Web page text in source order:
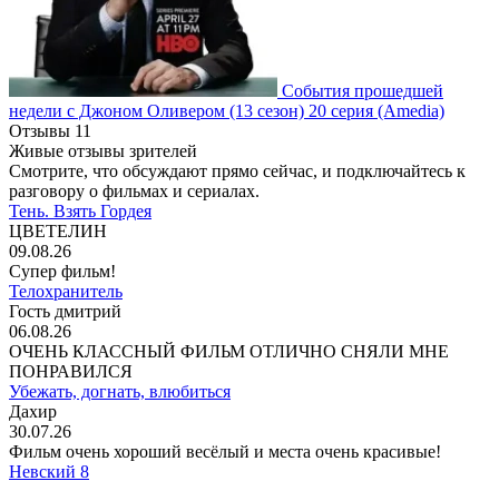
События прошедшей
недели с Джоном Оливером (13 сезон) 20 серия (Amedia)
Отзывы 11
Живые отзывы зрителей
Смотрите, что обсуждают прямо сейчас, и подключайтесь к
разговору о фильмах и сериалах.
Тень. Взять Гордея
ЦВЕТЕЛИН
09.08.26
Супер фильм!
Телохранитель
Гость дмитрий
06.08.26
ОЧЕНЬ КЛАССНЫЙ ФИЛЬМ ОТЛИЧНО СНЯЛИ МНЕ
ПОНРАВИЛСЯ
Убежать, догнать, влюбиться
Дахир
30.07.26
Фильм очень хороший весёлый и места очень красивые!
Невский 8